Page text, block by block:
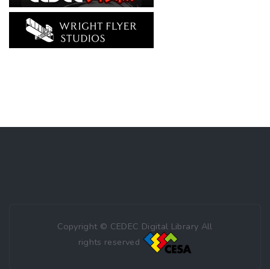
Copyright © CEDEC Digital Library All
rights reserved